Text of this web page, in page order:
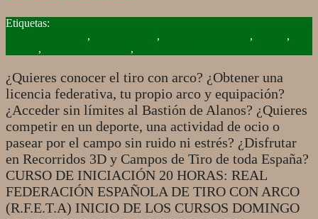
2019-
, , ,
,
, ,
¿Quieres conocer el tiro con arco? ¿Obtener una
licencia federativa, tu propio arco y equipación?
¿Acceder sin límites al Bastión de Alanos? ¿Quieres
competir en un deporte, una actividad de ocio o
pasear por el campo sin ruido ni estrés? ¿Disfrutar
en Recorridos 3D y Campos de Tiro de toda España?
CURSO DE INICIACIÓN 20 HORAS: REAL
FEDERACIÓN ESPAÑOLA DE TIRO CON ARCO
(R.F.E.T.A) INICIO DE LOS CURSOS DOMINGO